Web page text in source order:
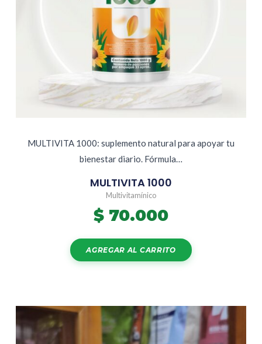
MULTIVITA 1000: suplemento natural para apoyar tu
bienestar diario. Fórmula…
MULTIVITA 1000
Multivitamínico
$ 70.000
AGREGAR AL CARRITO